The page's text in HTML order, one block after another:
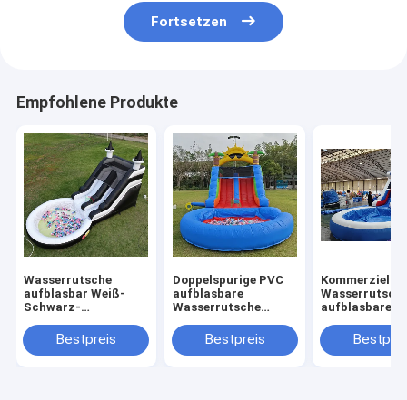
Fortsetzen
Empfohlene Produkte
Wasserrutsche
aufblasbar Weiß-
Schwarz-
Kinderrutsche mit
größerem Wasser-
Bestpreis
Doppelspurige PVC
aufblasbare
Wasserrutsche
Pool Hindernis
Klettern aufblasbare
Bestpreis
Kommerzielle
aufblasbare
Nasse
aufblasbare